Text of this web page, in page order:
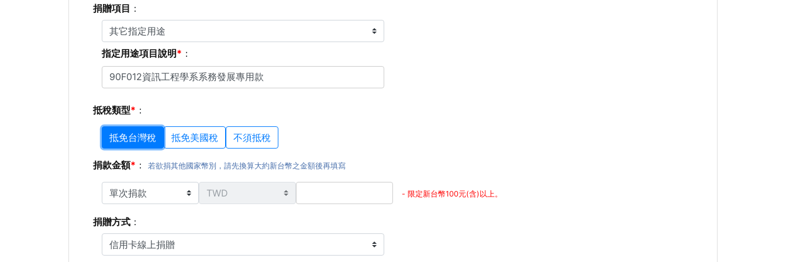
捐贈項目 ：
指定用途項目說明 ：
抵稅類型 ：
抵免台灣稅 抵免美國稅 不須抵稅
捐款金額 ：若欲捐其他國家幣別，請先換算大約新台幣之金額後再填寫
- 限定新台幣100元(含)以上。
捐贈方式 ：